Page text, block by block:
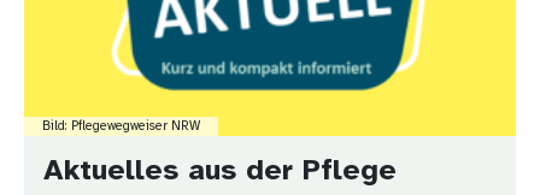
Bild: Pflegewegweiser NRW
Aktuelles aus der Pflege